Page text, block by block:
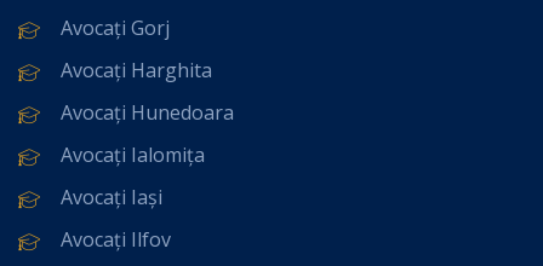
Avocați Gorj
Avocați Harghita
Avocați Hunedoara
Avocați Ialomița
Avocați Iași
Avocați Ilfov